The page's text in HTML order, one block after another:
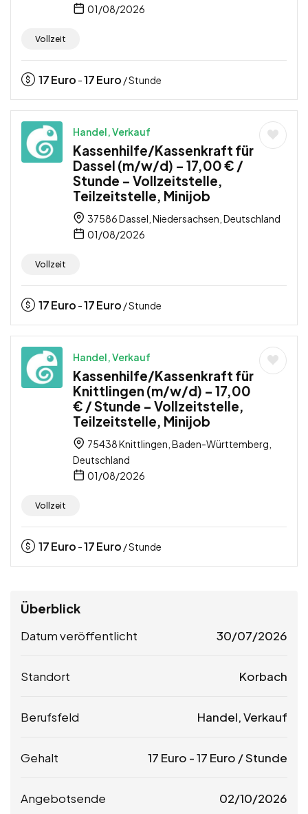
01/08/2026
Vollzeit
17Euro -17Euro / Stunde
Handel, Verkauf
Kassenhilfe/Kassenkraft für
Dassel (m/w/d) – 17,00 € /
Stunde – Vollzeitstelle,
Teilzeitstelle, Minijob
37586 Dassel, Niedersachsen, Deutschland
01/08/2026
Vollzeit
17Euro -17Euro / Stunde
Handel, Verkauf
Kassenhilfe/Kassenkraft für
Knittlingen (m/w/d) – 17,00
€ / Stunde – Vollzeitstelle,
Teilzeitstelle, Minijob
75438 Knittlingen, Baden-Württemberg,
Deutschland
01/08/2026
Vollzeit
17Euro -17Euro / Stunde
Überblick
Datum veröffentlicht 30/07/2026
Standort Korbach
Berufsfeld Handel, Verkauf
Gehalt 17 Euro -17 Euro / Stunde
Angebotsende 02/10/2026